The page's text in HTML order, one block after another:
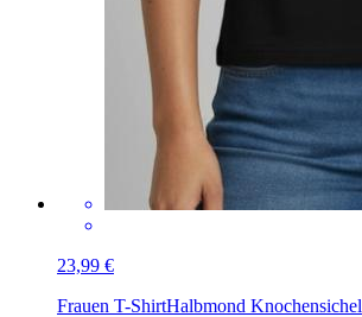
23,99 €
Frauen T-ShirtHalbmond Knochensichel